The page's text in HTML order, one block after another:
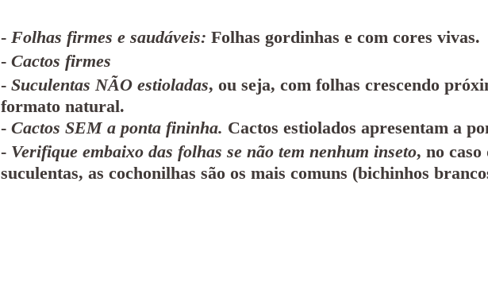
- Folhas firmes e saudáveis: Folhas gordinhas e com cores vivas.
- Cactos firmes
- Suculentas NÃO estioladas, ou seja, com folhas crescendo
formato natural.
- Cactos SEM a ponta fininha. Cactos estiolados apresentam a
- Verifique embaixo das folhas se não tem nenhum inseto, no
suculentas, as cochonilhas são os mais comuns (bichinhos